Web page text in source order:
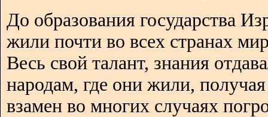
До образования государства
жили почти во всех странах
Весь свой талант, знания
народам, где они жили, получая
взамен во многих случаях